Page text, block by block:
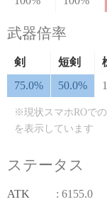
武器倍率
剣 短剣
75.0%
50.0%
※現状スマホROで
を表示しています
ステータス
ATK
: 6155.0